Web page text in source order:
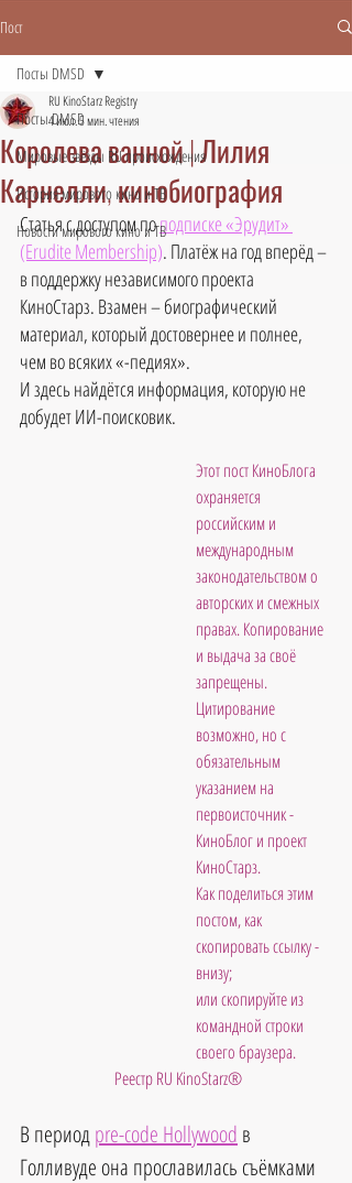
Пост
Посты DMSD
Мировые звёзды RU происхождения
История мирового кино и ТВ
Новости мирового кино и ТВ
Посты DMSD
Королева ванной | Лилия
Карнелли, кинобиография
RU KinoStarz Registry
4 июл.5 мин. чтения
Статья с доступом по подписке «Эрудит»
(Erudite Membership). Платёж на год вперёд –
в поддержку независимого проекта
КиноСтарз. Взамен – биографический
материал, который достовернее и полнее,
чем во всяких «-педиях».
И здесь найдётся информация, которую не
добудет ИИ-поисковик.
Этот пост КиноБлога
охраняется
российским и
международным
законодательством о
авторских и смежных
правах. Копирование
и выдача за своё
запрещены.
Цитирование
возможно, но с
обязательным
указанием на
первоисточник -
КиноБлог и проект
КиноСтарз.
Как поделиться этим
постом, как
скопировать ссылку -
внизу;
или скопируйте из
командной строки
своего браузера.
Реестр RU KinoStarz®
В период pre-code Hollywood в
Голливуде она прославилась съёмками